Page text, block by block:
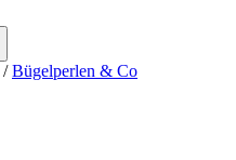
/Bügelperlen & Co